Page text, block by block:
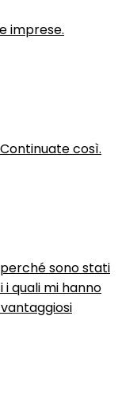
imprese.
così.
sono stati
quali mi hanno